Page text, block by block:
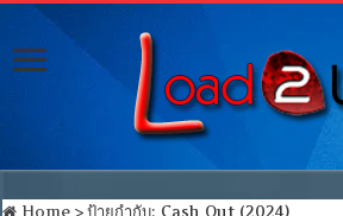
Home > ป้ายกำกับ: Cash Out (2024)